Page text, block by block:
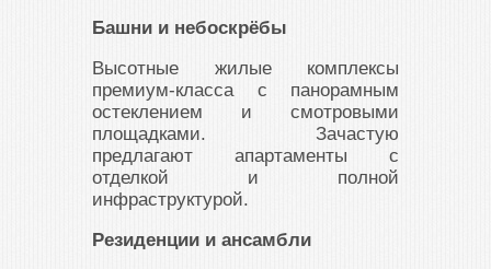
Башни и небоскрёбы
Высотные жилые комплексы
премиум-класса с панорамным
остеклением и смотровыми
площадками. Зачастую
предлагают апартаменты с
отделкой и полной
инфраструктурой.
Резиденции и ансамбли